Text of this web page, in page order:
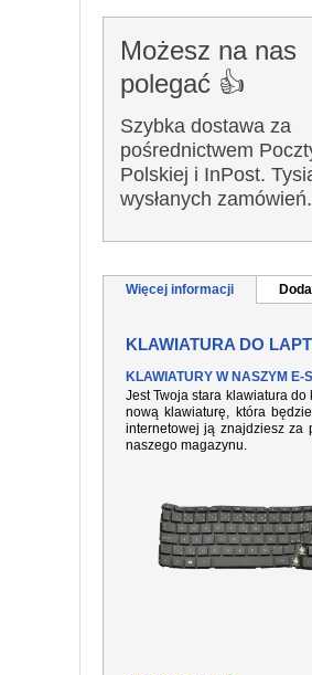
Możesz na nas
polegać 👍
Szybka dostawa za
pośrednictwem
Polskiej i InPost.
wysłanych zamówień.
Więcej informacji
KLAWIATURA DO
KLAWIATURY W NASZYM E-
Jest Twoja stara klawiatura
nową klawiaturę, która
internetowej ją znajdziesz za
naszego magazynu.